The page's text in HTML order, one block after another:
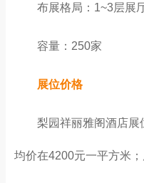
布展格局：1~3层展
容量：250家
展位价格
梨园祥丽雅阁酒店展
均价在4200元一平方米